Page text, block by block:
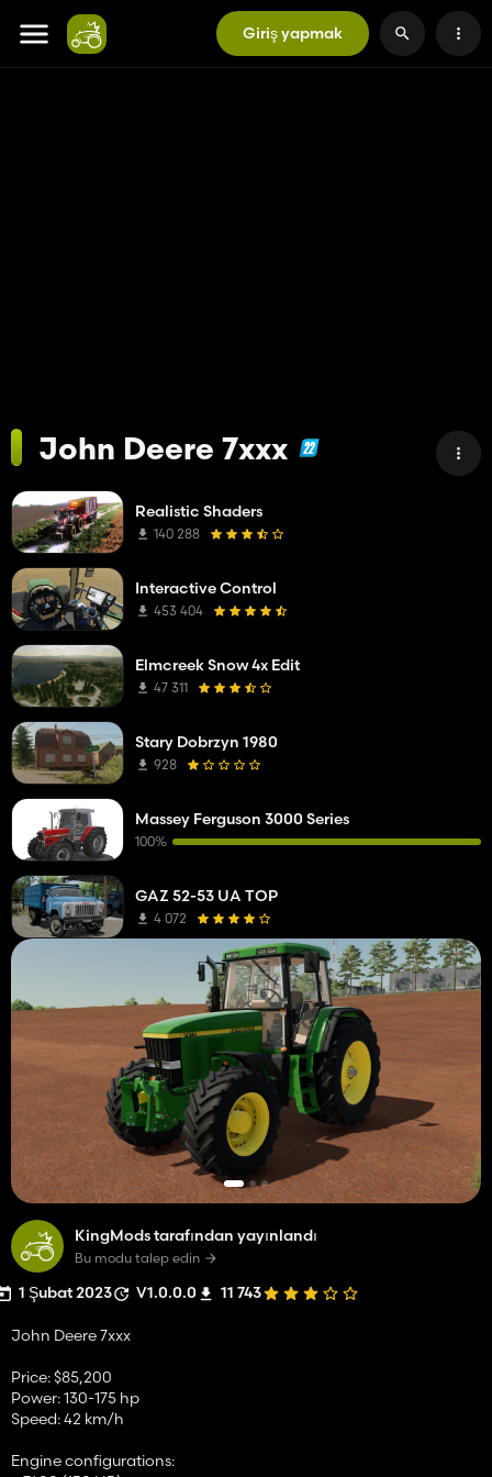
Giriş yapmak
John Deere 7xxx
KingMods tarafından yayınlandı
Bu modu talep edin
1 Şubat 2023 V1.0.0.0 11 743
John Deere 7xxx
Price: $85,200
Power: 130-175 hp
Speed: 42 km/h
Engine configurations:
Realistic Shaders
140 288
Interactive Control
453 404
Elmcreek Snow 4x Edit
47 311
Stary Dobrzyn 1980
928
Massey Ferguson 3000 Series
100%
GAZ 52-53 UA TOP
4 072